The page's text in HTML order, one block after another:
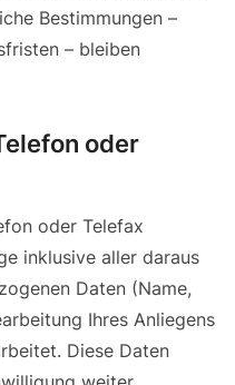
Bestimmungen –
– bleiben
oder
oder Telefax
inklusive aller daraus
Daten (Name,
Ihres Anliegens
Diese Daten